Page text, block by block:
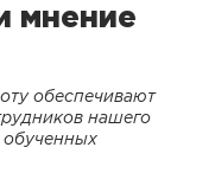
мнение
обеспечивают
нашего
обученных